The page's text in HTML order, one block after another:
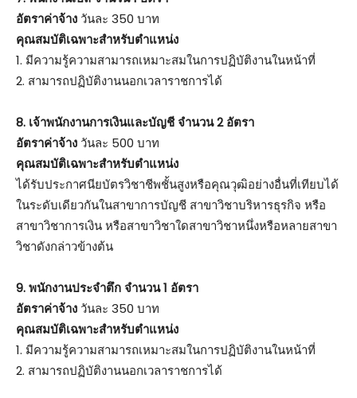
อัตราค่าจ้าง วันละ 350 บาท
คุณสมบัติเฉพาะสำหรับตำแหน่ง
1. มีความรู้ความสามารถเหมาะสมในการปฏิบัติงานในหน้าที่
2. สามารถปฏิบัติงานนอกเวลาราชการได้
8. เจ้าพนักงานการเงินและบัญชี จำนวน 2 อัตรา
อัตราค่าจ้าง วันละ 500 บาท
คุณสมบัติเฉพาะสำหรับตำแหน่ง
ได้รับประกาศนียบัตรวิชาชีพชั้นสูงหรือคุณวุฒิอย่างอื่นที่เทียบได้
ในระดับเดียวกันในสาขาการบัญชี สาขาวิชาบริหารธุรกิจ หรือ
สาขาวิชาการเงิน หรือสาขาวิชาใดสาขาวิชาหนึ่งหรือหลายสาขา
วิชาดังกล่าวข้างต้น
9. พนักงานประจำตึก จำนวน 1 อัตรา
อัตราค่าจ้าง วันละ 350 บาท
คุณสมบัติเฉพาะสำหรับตำแหน่ง
1. มีความรู้ความสามารถเหมาะสมในการปฏิบัติงานในหน้าที่
2. สามารถปฏิบัติงานนอกเวลาราชการได้